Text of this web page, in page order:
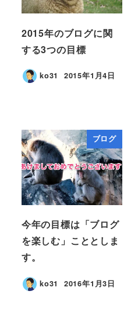
2015年のブログに関
する3つの目標
ko31 2015年1月4日
ブログ
今年の目標は「ブログ
を楽しむ」こととしま
す。
ko31 2016年1月3日